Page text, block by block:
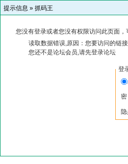
提示信息 » 抓码王
您没有登录或者您没有权限访问此页面
读取数据错误,原因：您要访问的链
您还不是论坛会员,请先登录论坛
登